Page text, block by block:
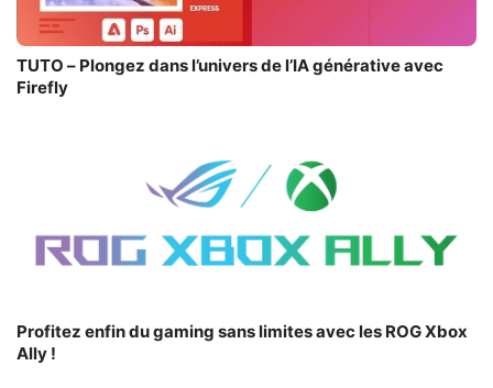
TUTO – Plongez dans l’univers de l’IA générative avec
Firefly
Profitez enfin du gaming sans limites avec les ROG Xbox
Ally !